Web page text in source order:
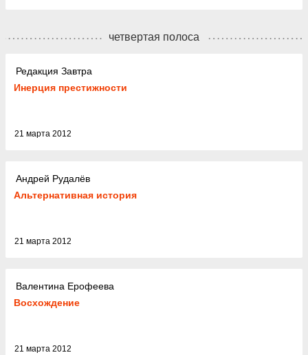
четвертая полоса
Редакция Завтра
Инерция престижности
21 марта 2012
Андрей Рудалёв
Альтернативная история
21 марта 2012
Валентина Ерофеева
Восхождение
21 марта 2012